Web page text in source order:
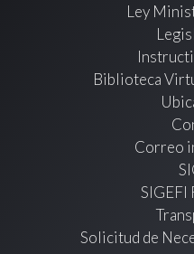
Ley
Biblioteca
Correo
SIGEFI
Solicitud de